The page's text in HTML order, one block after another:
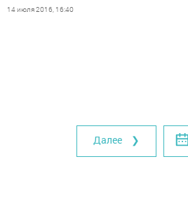
14 июля 2016, 16:40
Далее ❯